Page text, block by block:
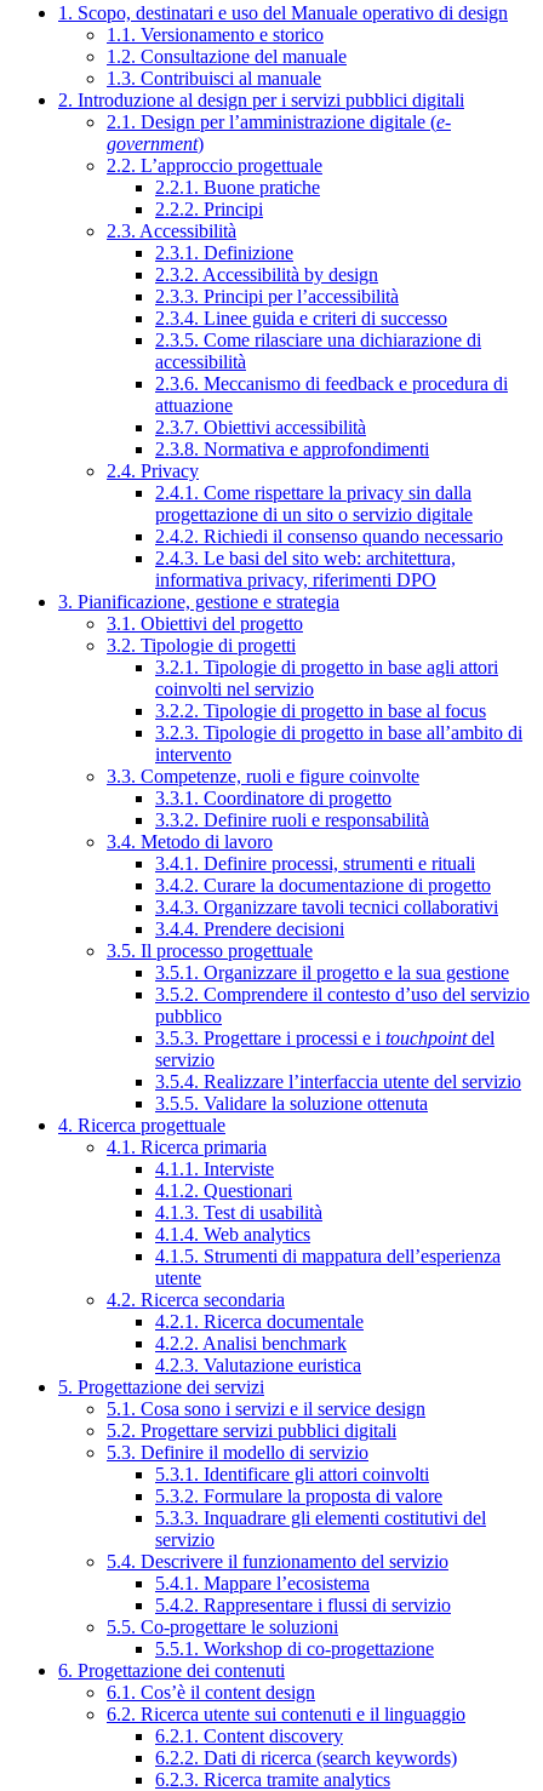
1. Scopo, destinatari e uso del Manuale operativo di design
1.1. Versionamento e storico
1.2. Consultazione del manuale
1.3. Contribuisci al manuale
2. Introduzione al design per i servizi pubblici digitali
2.1. Design per l’amministrazione digitale (e-
government)
2.2. L’approccio progettuale
2.2.1. Buone pratiche
2.2.2. Principi
2.3. Accessibilità
2.3.1. Definizione
2.3.2. Accessibilità by design
2.3.3. Principi per l’accessibilità
2.3.4. Linee guida e criteri di successo
2.3.5. Come rilasciare una dichiarazione di
accessibilità
2.3.6. Meccanismo di feedback e procedura di
attuazione
2.3.7. Obiettivi accessibilità
2.3.8. Normativa e approfondimenti
2.4. Privacy
2.4.1. Come rispettare la privacy sin dalla
progettazione di un sito o servizio digitale
2.4.2. Richiedi il consenso quando necessario
2.4.3. Le basi del sito web: architettura,
informativa privacy, riferimenti DPO
3. Pianificazione, gestione e strategia
3.1. Obiettivi del progetto
3.2. Tipologie di progetti
3.2.1. Tipologie di progetto in base agli attori
coinvolti nel servizio
3.2.2. Tipologie di progetto in base al focus
3.2.3. Tipologie di progetto in base all’ambito di
intervento
3.3. Competenze, ruoli e figure coinvolte
3.3.1. Coordinatore di progetto
3.3.2. Definire ruoli e responsabilità
3.4. Metodo di lavoro
3.4.1. Definire processi, strumenti e rituali
3.4.2. Curare la documentazione di progetto
3.4.3. Organizzare tavoli tecnici collaborativi
3.4.4. Prendere decisioni
3.5. Il processo progettuale
3.5.1. Organizzare il progetto e la sua gestione
3.5.2. Comprendere il contesto d’uso del servizio
pubblico
3.5.3. Progettare i processi e i touchpointdel
servizio
3.5.4. Realizzare l’interfaccia utente del servizio
3.5.5. Validare la soluzione ottenuta
4. Ricerca progettuale
4.1. Ricerca primaria
4.1.1. Interviste
4.1.2. Questionari
4.1.3. Test di usabilità
4.1.4. Web analytics
4.1.5. Strumenti di mappatura dell’esperienza
utente
4.2. Ricerca secondaria
4.2.1. Ricerca documentale
4.2.2. Analisi benchmark
4.2.3. Valutazione euristica
5. Progettazione dei servizi
5.1. Cosa sono i servizi e il service design
5.2. Progettare servizi pubblici digitali
5.3. Definire il modello di servizio
5.3.1. Identificare gli attori coinvolti
5.3.2. Formulare la proposta di valore
5.3.3. Inquadrare gli elementi costitutivi del
servizio
5.4. Descrivere il funzionamento del servizio
5.4.1. Mappare l’ecosistema
5.4.2. Rappresentare i flussi di servizio
5.5. Co-progettare le soluzioni
5.5.1. Workshop di co-progettazione
6. Progettazione dei contenuti
6.1. Cos’è il content design
6.2. Ricerca utente sui contenuti e il linguaggio
6.2.1. Content discovery
6.2.2. Dati di ricerca (search keywords)
6.2.3. Ricerca tramite analytics